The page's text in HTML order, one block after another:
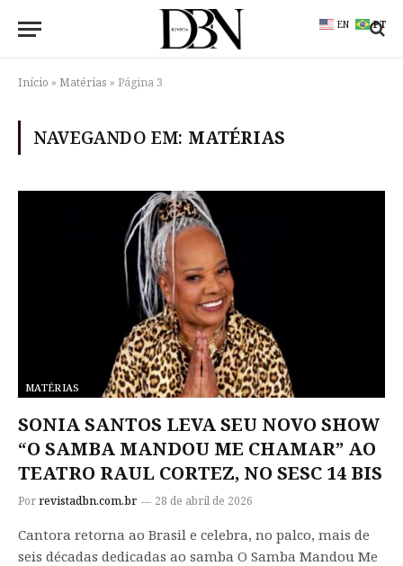
Início » Matérias » Página 3
NAVEGANDO EM: MATÉRIAS
MATÉRIAS
SONIA SANTOS LEVA SEU NOVO SHOW
“O SAMBA MANDOU ME CHAMAR” AO
TEATRO RAUL CORTEZ, NO SESC 14 BIS
Porrevistadbn.com.br 28 de abril de 2026
Cantora retorna ao Brasil e celebra, no palco, mais de
seis décadas dedicadas ao samba O Samba Mandou Me
EN PT